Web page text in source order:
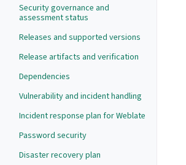
Security governance and
assessment status
Releases and supported versions
Release artifacts and verification
Dependencies
Vulnerability and incident handling
Incident response plan for Weblate
Password security
Disaster recovery plan